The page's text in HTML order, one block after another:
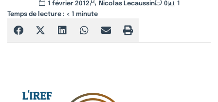
1 février 2012 Nicolas Lecaussin 0
1
Temps de lecture : < 1 minute